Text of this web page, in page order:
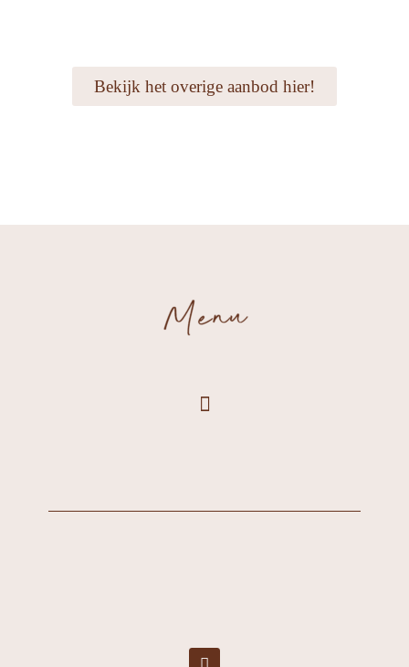
Bekijk het overige aanbod hier!